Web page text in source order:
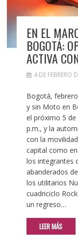
EN EL
BOGOTÁ:
ACTIVA
4 DE FEBRERO
Bogotá,
y sin Moto en
el próximo 5 de
p.m., y la
con la
capital como
los integrantes
abanderados
los utilitarios
cuadriciclo
un regreso…
LEER MÁS